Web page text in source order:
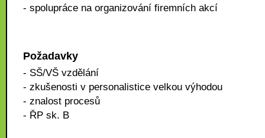
- spolupráce na organizování firemních akcí
Požadavky
- SŠ/VŠ vzdělání
- zkušenosti v personalistice velkou výhodou
- znalost procesů
- ŘP sk. B